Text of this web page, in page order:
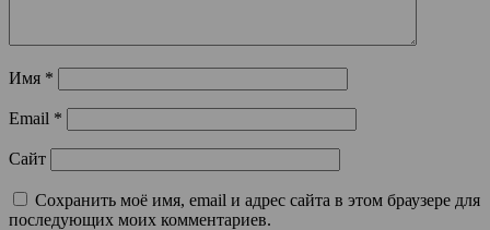
Имя *
Email *
Сайт
Сохранить моё имя, email и адрес сайта в этом браузере для
последующих моих комментариев.